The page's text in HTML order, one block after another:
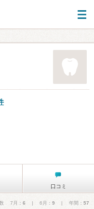
口コミ
7月： 6 | 6月： 9 | 年間： 57